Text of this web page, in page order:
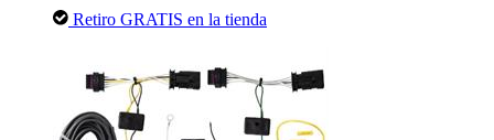
Retiro GRATIS en la tienda